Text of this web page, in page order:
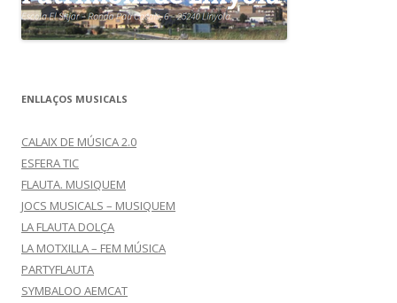
ENLLAÇOS MUSICALS
CALAIX DE MÚSICA 2.0
ESFERA TIC
FLAUTA. MUSIQUEM
JOCS MUSICALS – MUSIQUEM
LA FLAUTA DOLÇA
LA MOTXILLA – FEM MÚSICA
PARTYFLAUTA
SYMBALOO AEMCAT